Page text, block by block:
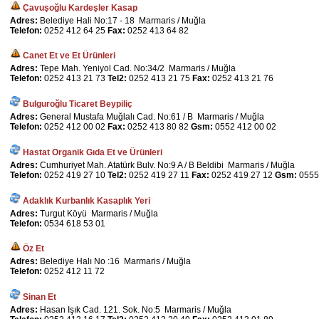
Çavuşoğlu Kardeşler Kasap
Adres: Belediye Hali No:17 - 18 Marmaris / Muğla
Telefon: 0252 412 64 25 Fax: 0252 413 64 82
Canet Et ve Et Ürünleri
Adres: Tepe Mah. Yeniyol Cad. No:34/2 Marmaris / Muğla
Telefon: 0252 413 21 73 Tel2: 0252 413 21 75 Fax: 0252 413 21 76
Bulguroğlu Ticaret Beypiliç
Adres: General Mustafa Muğlalı Cad. No:61 / B Marmaris / Muğla
Telefon: 0252 412 00 02 Fax: 0252 413 80 82 Gsm: 0552 412 00 02
Hastat Organik Gıda Et ve Ürünleri
Adres: Cumhuriyet Mah. Atatürk Bulv. No:9 A / B Beldibi Marmaris / Muğla
Telefon: 0252 419 27 10 Tel2: 0252 419 27 11 Fax: 0252 419 27 12 Gsm:
Adaklık Kurbanlık Kasaplık Yeri
Adres: Turgut Köyü Marmaris / Muğla
Telefon: 0534 618 53 01
Öz Et
Adres: Belediye Halı No :16 Marmaris / Muğla
Telefon: 0252 412 11 72
Sinan Et
Adres: Hasan Işık Cad. 121. Sok. No:5 Marmaris / Muğla